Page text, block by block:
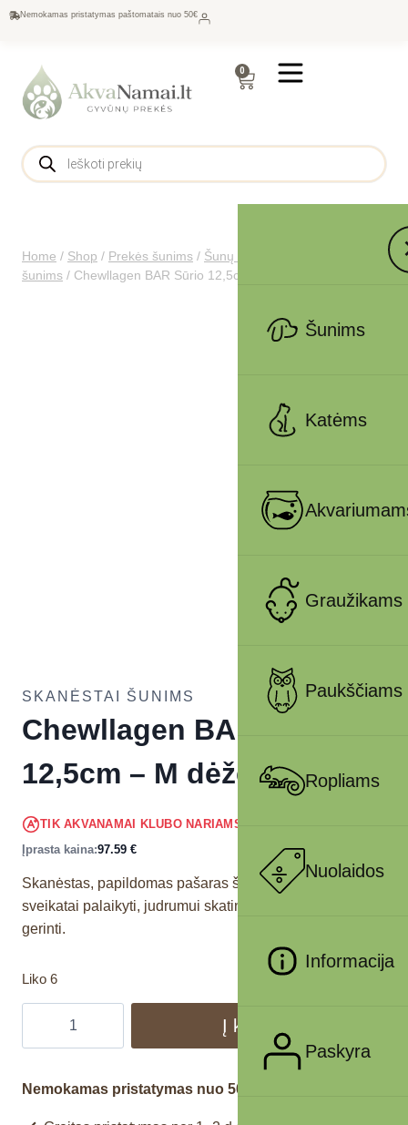
Nemokamas pristatymas paštomatais nuo 50€
0
Šunims
Katėms
Graužikams
Paukščiams
Ropliams
Nuolaidos
Informacija
Paskyra
Home / Shop / Prekės šunims / Šunų maistas
šunims / Chewllagen BAR Sūrio 12,5cm – M dėžė 24x105g
SKANĖSTAI ŠUNIMS
Chewllagen BAR Sūrio
12,5cm – M dėžė 24x105g
TIK AKVANAMAI KLUBO NARIAMS
Įprasta kaina:97.59 €
Skanėstas, papildomas pašaras šunims, skirtas sąnarių
sveikatai palaikyti, judrumui skatinti ir bendrai savijautai
gerinti.
Liko 6
Į krepšelį
Nemokamas pristatymas nuo 50€